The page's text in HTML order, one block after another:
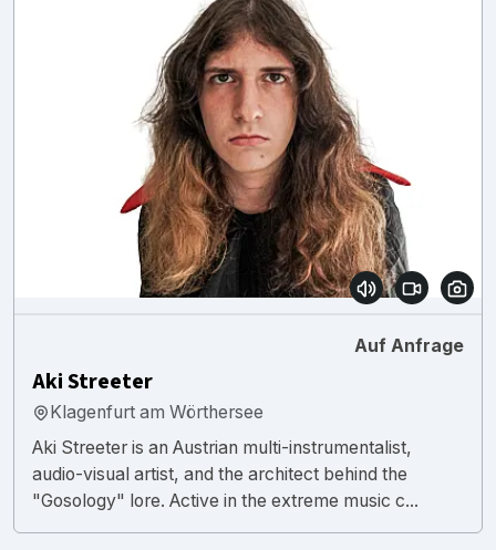
Auf Anfrage
Aki Streeter
Klagenfurt am Wörthersee
Aki Streeter is an Austrian multi-instrumentalist,
audio-visual artist, and the architect behind the
"Gosology" lore. Active in the extreme music c...